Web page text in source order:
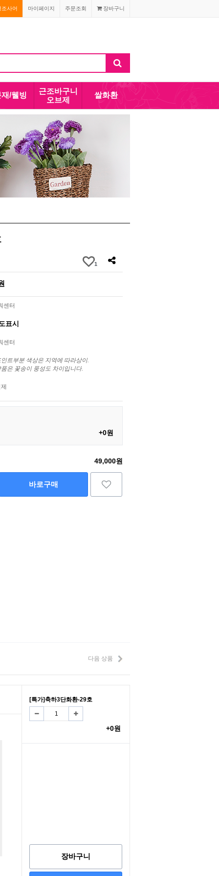
장바구니
주문조회
마이페이지
조사어
/웰빙
근조바구니
오브제
쌀화환
1
센터
표시
센터
트부분 색상은 지역에 따라상이.
은 꽃송이 풍성도 차이입니다.
+0원
49,000원
바로구매
다음 상품
[특가]축하3단화환-29호
+0원
장바구니